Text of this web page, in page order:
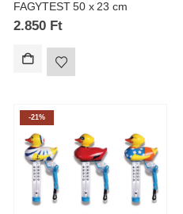
FAGYTEST 50 x 23 cm
2.850 Ft
-21%